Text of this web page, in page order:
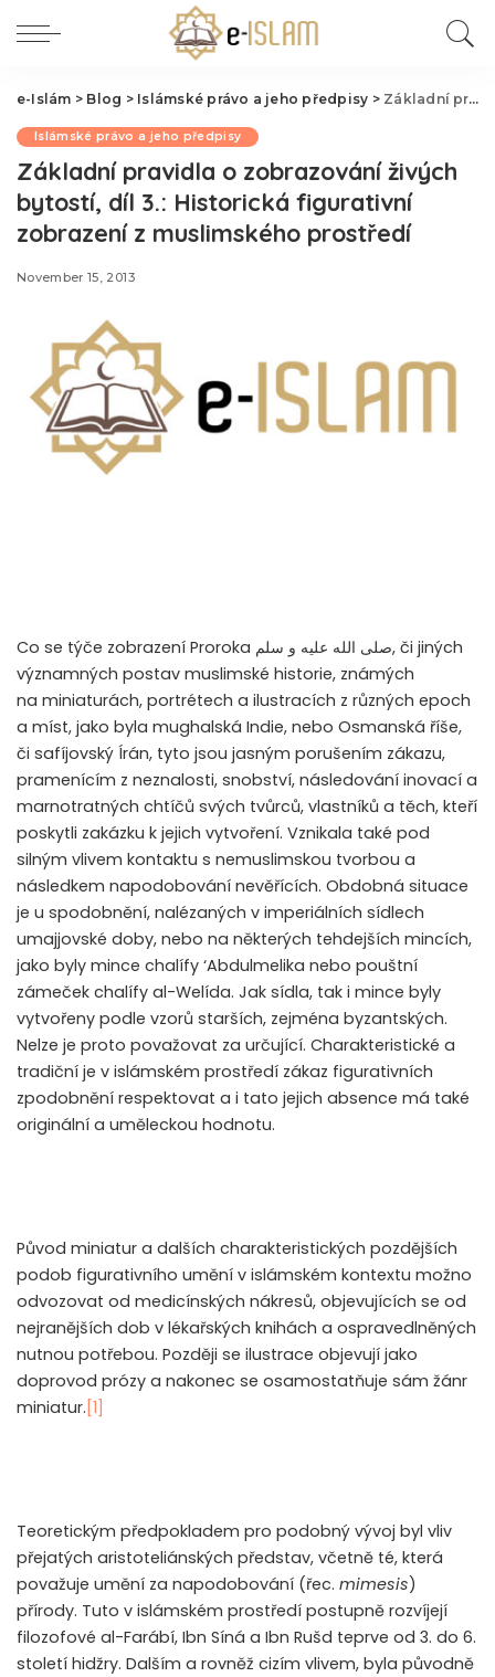
e-Islám > Blog > Islámské právo a jeho předpisy > Základní pravidla o zobrazování živých bytostí, díl 3.: Historická figurativní zobrazení z muslimského prostředí
Islámské právo a jeho předpisy
Základní pravidla o zobrazování živých
bytostí, díl 3.: Historická figurativní
zobrazení z muslimského prostředí
November 15, 2013
Co se týče zobrazení Proroka صلى الله عليه و سلم, či jiných
významných postav muslimské historie, známých
na miniaturách, portrétech a ilustracích z různých epoch
a míst, jako byla mughalská Indie, nebo Osmanská říše,
či safíjovský Írán, tyto jsou jasným porušením zákazu,
pramenícím z neznalosti, snobství, následování inovací a
marnotratných chtíčů svých tvůrců, vlastníků a těch, kteří
poskytli zakázku k jejich vytvoření. Vznikala také pod
silným vlivem kontaktu s nemuslimskou tvorbou a
následkem napodobování nevěřících. Obdobná situace
je u spodobnění, nalézaných v imperiálních sídlech
umajjovské doby, nebo na některých tehdejších mincích,
jako byly mince chalífy ‘Abdulmelika nebo pouštní
zámeček chalífy al-Welída. Jak sídla, tak i mince byly
vytvořeny podle vzorů starších, zejména byzantských.
Nelze je proto považovat za určující. Charakteristické a
tradiční je v islámském prostředí zákaz figurativních
zpodobnění respektovat a i tato jejich absence má také
originální a uměleckou hodnotu.
Původ miniatur a dalších charakteristických pozdějších
podob figurativního umění v islámském kontextu možno
odvozovat od medicínských nákresů, objevujících se od
nejranějších dob v lékařských knihách a ospravedlněných
nutnou potřebou. Později se ilustrace objevují jako
doprovod prózy a nakonec se osamostatňuje sám žánr
miniatur. [1]
Teoretickým předpokladem pro podobný vývoj byl vliv
přejatých aristoteliánských představ, včetně té, která
považuje umění za napodobování (řec. mimesis)
přírody. Tuto v islámském prostředí postupně rozvíjejí
filozofové al-Farábí, Ibn Síná a Ibn Rušd teprve od 3. do 6.
století hidžry. Dalším a rovněž cizím vlivem, byla původně